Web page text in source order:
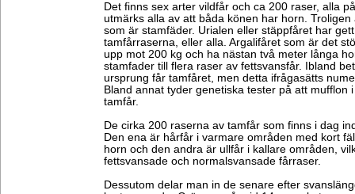
Det finns sex arter vildfår och ca 200 raser, alla
utmärks alla av att båda könen har horn.
som är stamfäder. Urialen eller stäppfåret har
tamfårraserna, eller alla. Argalifåret som är det
upp mot 200 kg och ha nästan två meter långa
stamfader till flera raser av fettsvansfår. Ibland
ursprung får tamfåret, men detta ifrågasätts
Bland annat tyder genetiska tester på att mufflon
tamfår.
De cirka 200 raserna av tamfår som finns i dag
Den ena är hårfår i varmare områden med kort
horn och den andra är ullfår i kallare områden,
fettsvansade och normalsvansade fårraser.
Dessutom delar man in de senare efter